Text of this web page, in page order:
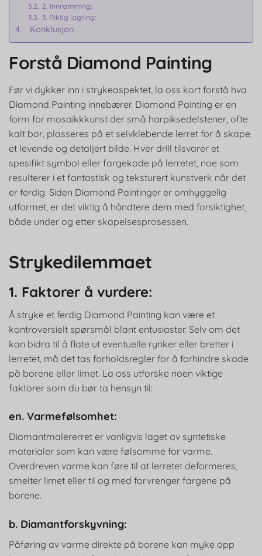
2. Innramming:
3. Riktig lagring:
Konklusjon
Forstå Diamond Painting
Før vi dykker inn i strykeaspektet, la oss kort forstå hva
Diamond Painting innebærer. Diamond Painting er en
form for mosaikkkunst der små harpiksedelstener, ofte
kalt bor, plasseres på et selvklebende lerret for å skape
et levende og detaljert bilde. Hver drill tilsvarer et
spesifikt symbol eller fargekode på lerretet, noe som
resulterer i et fantastisk og teksturert kunstverk når det
er ferdig. Siden Diamond Paintinger er omhyggelig
utformet, er det viktig å håndtere dem med forsiktighet,
både under og etter skapelsesprosessen.
Strykedilemmaet
1. Faktorer å vurdere:
Å stryke et ferdig Diamond Painting kan være et
kontroversielt spørsmål blant entusiaster. Selv om det
kan bidra til å flate ut eventuelle rynker eller bretter i
lerretet, må det tas forholdsregler for å forhindre skade
på borene eller limet. La oss utforske noen viktige
faktorer som du bør ta hensyn til:
en. Varmefølsomhet:
Diamantmalererret er vanligvis laget av syntetiske
materialer som kan være følsomme for varme.
Overdreven varme kan føre til at lerretet deformeres,
smelter limet eller til og med forvrenger fargene på
borene.
b. Diamantforskyvning:
Påføring av varme direkte på borene kan myke opp